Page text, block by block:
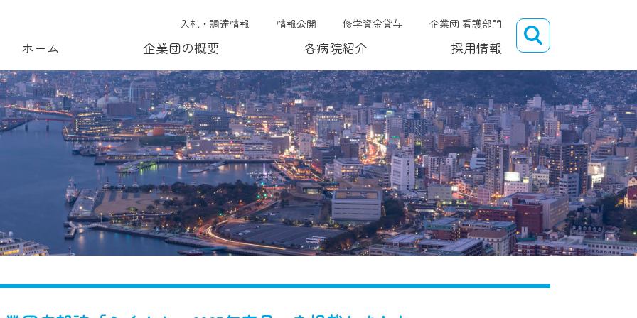
ホーム 企業団の概要 各病院紹介 採用情報
入札・調達情報 情報公開 修学資金貸与 企業団 看護部門